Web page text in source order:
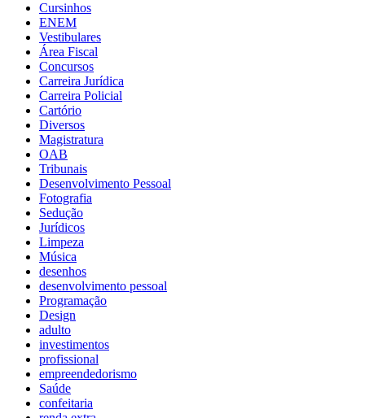
Cursinhos
ENEM
Vestibulares
Área Fiscal
Concursos
Carreira Jurídica
Carreira Policial
Cartório
Diversos
Magistratura
OAB
Tribunais
Desenvolvimento Pessoal
Fotografia
Sedução
Jurídicos
Limpeza
Música
desenhos
desenvolvimento pessoal
Programação
Design
adulto
investimentos
profissional
empreendedorismo
Saúde
confeitaria